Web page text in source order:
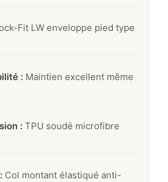
Fit LW enveloppe pied type
: Maintien excellent même
: TPU soudé microfibre
Col montant élastiqué anti-